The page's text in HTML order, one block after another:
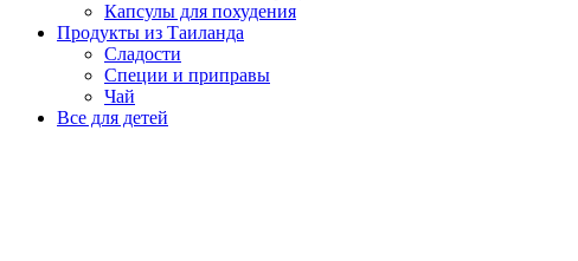
Капсулы для похудения
Продукты из Таиланда
Сладости
Специи и приправы
Чай
Все для детей